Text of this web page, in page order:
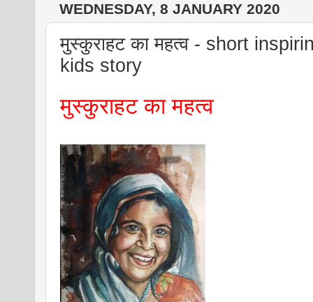
WEDNESDAY, 8 JANUARY 2020
मुस्कुराहट का महत्व - short
kids story
मुस्कुराहट का महत्व